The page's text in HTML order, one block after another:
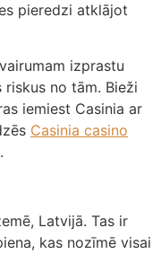
pieredzi atklājot
izprastu
riskus no tām. Bieži
iemiest Casinia ar
Casinia casino
Latvijā. Tas ir
kas nozīmē visai